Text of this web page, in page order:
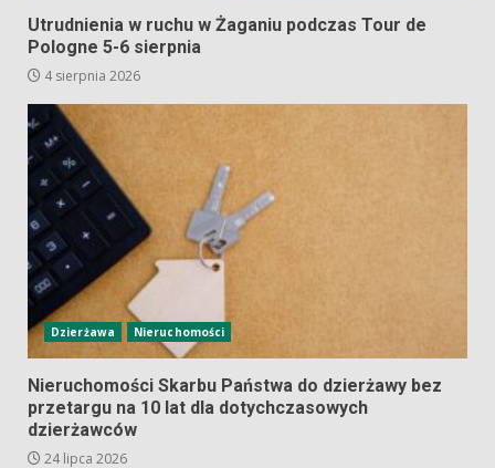
Utrudnienia w ruchu w Żaganiu podczas Tour de
Pologne 5-6 sierpnia
4 sierpnia 2026
Dzierżawa Nieruchomości
Nieruchomości Skarbu Państwa do dzierżawy bez
przetargu na 10 lat dla dotychczasowych
dzierżawców
24 lipca 2026